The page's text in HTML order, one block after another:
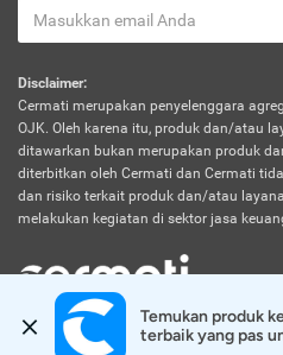
Disclaimer:
Cermati merupakan penyelenggara
OJK. Oleh karena itu, produk dan/atau
ditawarkan bukan merupakan produk
diterbitkan oleh Cermati dan Cermati
dan risiko terkait produk dan/atau
melakukan kegiatan di sektor jasa
© 2026 Cermati. All Rights Reserved.
Temukan produk
terbaik yang pas